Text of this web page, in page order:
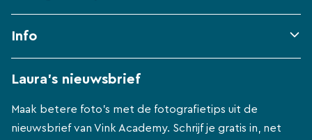
Info
Laura's nieuwsbrief
Maak betere foto's met de fotografietips uit de
nieuwsbrief van Vink Academy. Schrijf je gratis in, net